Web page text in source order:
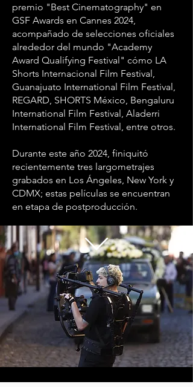
premio "Best Cinematography" en
GSF Awards en Cannes 2024,
acompañado de selecciones oficiales
alrededor del mundo "Academy
Award Qualifying Festival" cómo LA
Shorts Internacional Film Festival,
Guanajuato International Film Festival,
REGARD, SHORTS México, Bengaluru
International Film Festival, Aladerri
International Film Festival, entre otros.
Durante este año 2024, finiquitó
recientemente tres largometrajes
grabados en Los Ángeles, New York y
CDMX; estas películas se encuentran
en etapa de postproducción.